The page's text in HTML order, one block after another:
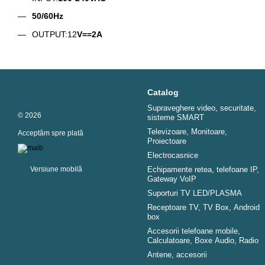
50/60Hz
OUTPUT:12V==2A
© 2026
Acceptăm spre plată
Versiune mobilă
Catalog
Supraveghere video, securitate,
sisteme SMART
Televizoare, Monitoare,
Proiectoare
Electrocasnice
Echipamente retea, telefoane IP,
Gateway VoIP
Suporturi TV LED/PLASMA
Receptoare TV, TV Box, Android
box
Accesorii telefoane mobile,
Calculatoare, Boxe Audio, Radio
Antene, accesorii